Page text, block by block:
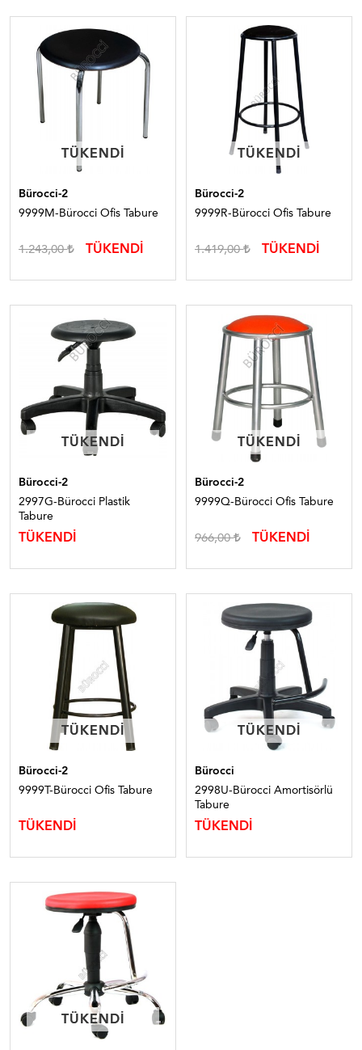
TÜKENDI
TÜKENDI
Bürocci-2
9999M-Bürocci Ofis Tabure
1.243,00 TÜKENDİ
TÜKENDI
TÜKENDI
Bürocci-2
9999R-Bürocci Ofis Tabure
1.419,00 TÜKENDİ
TÜKENDI
TÜKENDI
Bürocci-2
2997G-Bürocci Plastik
Tabure
TÜKENDİ
TÜKENDI
TÜKENDI
Bürocci-2
9999Q-Bürocci Ofis Tabure
966,00 TÜKENDİ
TÜKENDI
TÜKENDI
Bürocci-2
9999T-Bürocci Ofis Tabure
TÜKENDİ
TÜKENDI
TÜKENDI
Bürocci
2998U-Bürocci Amortisörlü
Tabure
TÜKENDİ
TÜKENDI
TÜKENDI